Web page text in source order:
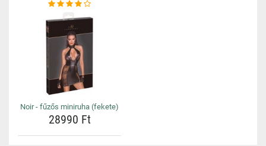
Noir - fűzős miniruha (fekete)
28990 Ft